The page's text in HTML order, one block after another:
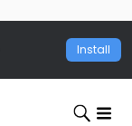
Install